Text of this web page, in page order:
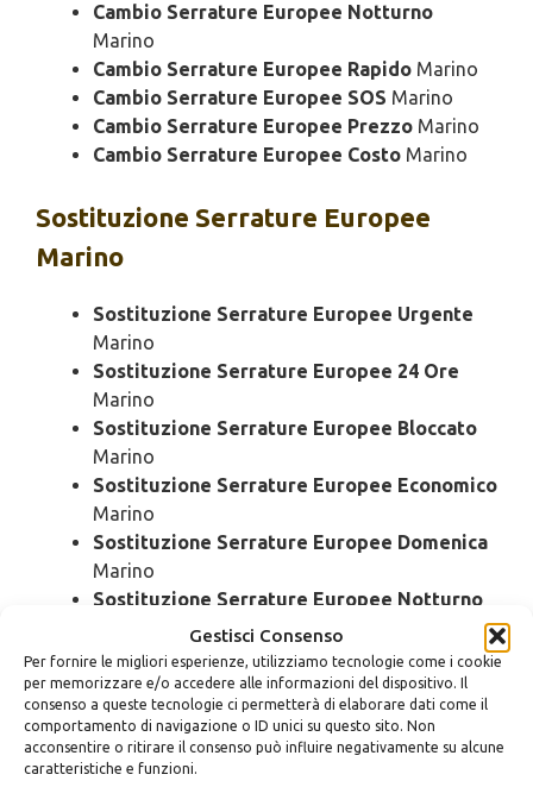
Gestisci Consenso
Per fornire le migliori esperienze, utilizziamo tecnologie come i cookie
per memorizzare e/o accedere alle informazioni del dispositivo. Il
consenso a queste tecnologie ci permetterà di elaborare dati come il
comportamento di navigazione o ID unici su questo sito. Non
acconsentire o ritirare il consenso può influire negativamente su alcune
caratteristiche e funzioni.
Cambio Serrature Europee Notturno
Marino
Cambio Serrature Europee Rapido Marino
Cambio Serrature Europee SOS Marino
Cambio Serrature Europee Prezzo Marino
Cambio Serrature Europee Costo Marino
Sostituzione Serrature Europee
Marino
Sostituzione Serrature Europee Urgente
Marino
Sostituzione Serrature Europee 24 Ore
Marino
Sostituzione Serrature Europee Bloccato
Marino
Sostituzione Serrature Europee Economico
Marino
Sostituzione Serrature Europee Domenica
Marino
Sostituzione Serrature Europee Notturno
Sostituzione Serrature Europee Rapido
Marino
Sostituzione Serrature Europee SOS
Marino
Sostituzione Serrature Europee Prezzo